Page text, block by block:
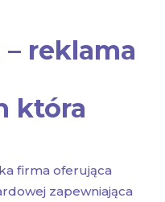
reklama
która
firma oferująca
zapewniająca